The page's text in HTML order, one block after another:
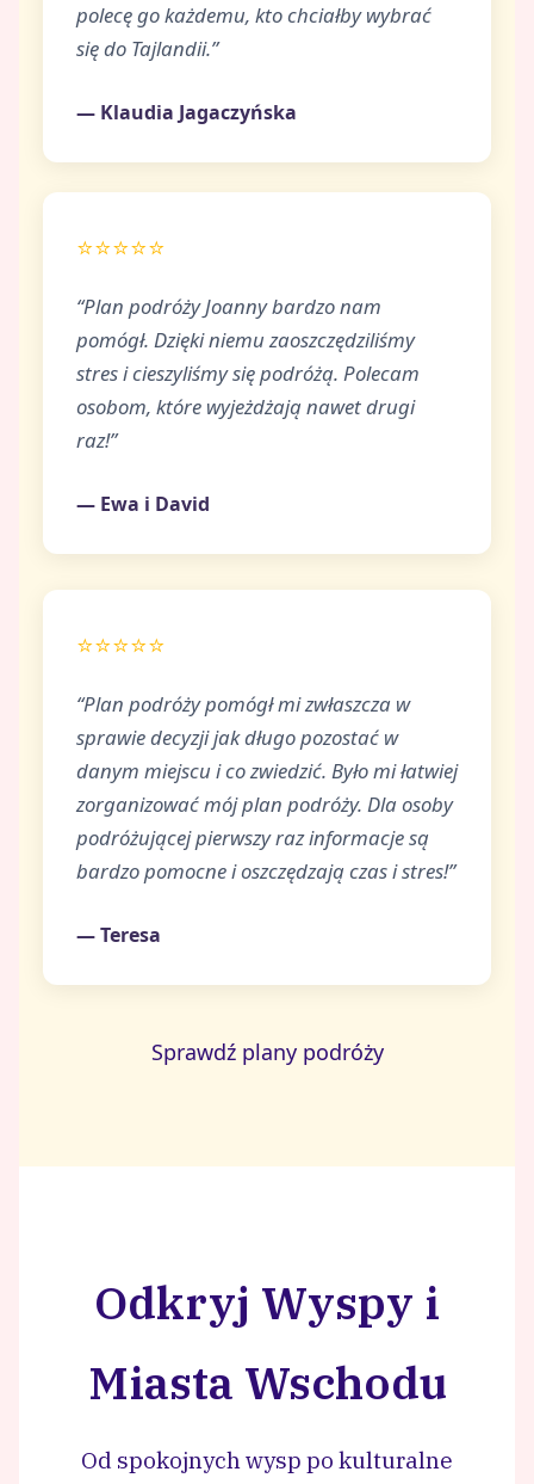
polecę go każdemu, kto chciałby wybrać
się do Tajlandii.”
— Klaudia Jagaczyńska
⭐⭐⭐⭐⭐
“Plan podróży Joanny bardzo nam
pomógł. Dzięki niemu zaoszczędziliśmy
stres i cieszyliśmy się podróżą. Polecam
osobom, które wyjeżdżają nawet drugi
raz!”
— Ewa i David
⭐⭐⭐⭐⭐
“Plan podróży pomógł mi zwłaszcza w
sprawie decyzji jak długo pozostać w
danym miejscu i co zwiedzić. Było mi łatwiej
zorganizować mój plan podróży. Dla osoby
podróżującej pierwszy raz informacje są
bardzo pomocne i oszczędzają czas i stres!”
— Teresa
Sprawdź plany podróży
Odkryj Wyspy i
Miasta Wschodu
Od spokojnych wysp po kulturalne